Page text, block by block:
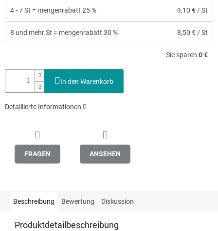
4 - 7 St = mengenrabatt 25 % 9,10 € / St
8 und mehr St = mengenrabatt 30 % 8,50 € / St
Sie sparen 0 €
In den Warenkorb
Detaillierte Informationen
FRAGEN ANSEHEN
Beschreibung Bewertung Diskussion
Produktdetailbeschreibung